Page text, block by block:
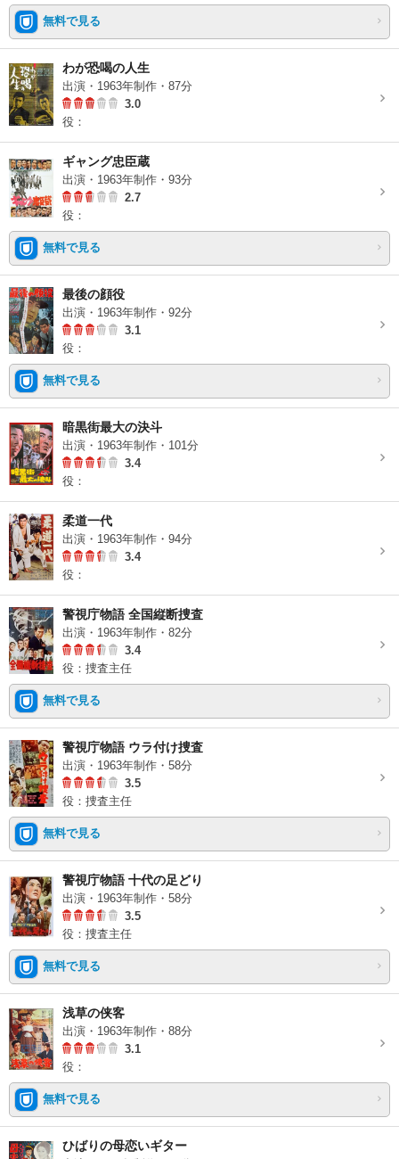
無料で見る
わが恐喝の人生
出演・1963年制作・87分
3.0
役：
ギャング忠臣蔵
出演・1963年制作・93分
2.7
役：
無料で見る
最後の顔役
出演・1963年制作・92分
3.1
役：
無料で見る
暗黒街最大の決斗
出演・1963年制作・101分
3.4
役：
柔道一代
出演・1963年制作・94分
3.4
役：
警視庁物語 全国縦断捜査
出演・1963年制作・82分
3.4
役：捜査主任
無料で見る
警視庁物語 ウラ付け捜査
出演・1963年制作・58分
3.5
役：捜査主任
無料で見る
警視庁物語 十代の足どり
出演・1963年制作・58分
3.5
役：捜査主任
無料で見る
浅草の侠客
出演・1963年制作・88分
3.1
役：
無料で見る
ひばりの母恋いギター